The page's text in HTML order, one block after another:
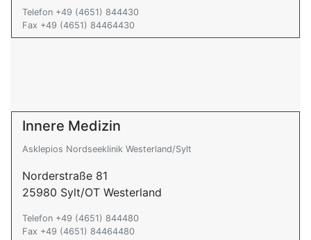
Telefon +49 (4651) 844430
Fax +49 (4651) 84464430
Innere Medizin
Asklepios Nordseeklinik Westerland/Sylt
Norderstraße 81
25980 Sylt/OT Westerland
Telefon +49 (4651) 844480
Fax +49 (4651) 84464480